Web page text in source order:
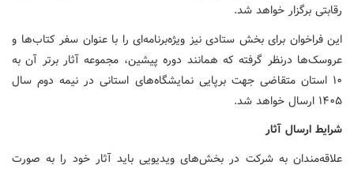
رقابتی برگزار خواهد شد.
این فراخوان برای بخش ستادی نیز ویژه‌برنامه‌ای را با عنوان سفر کتاب‌ها و
عروسک‌ها درنظر گرفته که همانند دوره پیشین، مجموعه آثار برتر آن به
۱۰ استان متقاضی جهت برپایی نمایشگاه‌های استانی در نیمه دوم سال
۱۴۰۵ ارسال خواهد شد.
شرایط ارسال آثار
علاقه‌مندان به شرکت در بخش‌های ویدیویی باید آثار خود را به صورت